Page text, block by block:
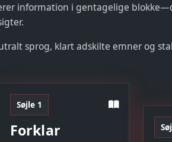
information i gentagelige
sprog, klart adskilte emner og
Søjle 1
Forklar